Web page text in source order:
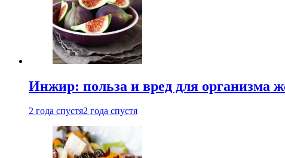
Инжир: польза и вред для
2 года спустя2 года спустя